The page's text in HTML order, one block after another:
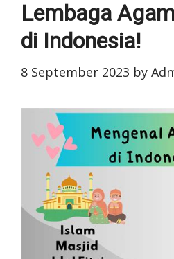
Lembaga
di Indonesia!
8 September 2023 by